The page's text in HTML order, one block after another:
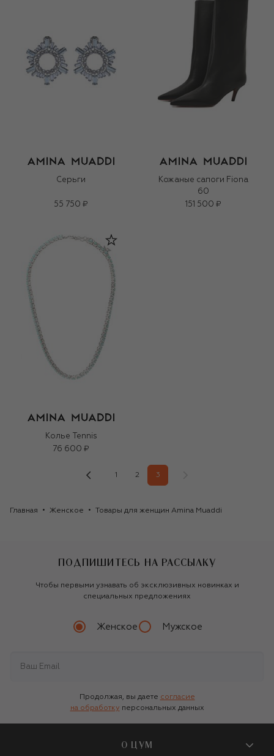
Серьги
55 750 ₽
Кожаные сапоги Fiona
60
151 500 ₽
Колье Tennis
76 600 ₽
1 2 3
Главная Женское Товары для женщин Amina Muaddi
ПОДПИШИТЕСЬ НА РАССЫЛКУ
Чтобы первыми узнавать об эксклюзивных новинках и
специальных предложениях
Женское Мужское
Продолжая, вы даете согласие
на обработку персональных данных
О ЦУМ